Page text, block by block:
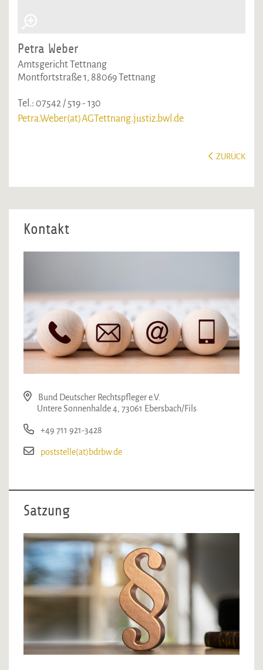
Petra Weber
Amtsgericht Tettnang
Montfortstraße 1, 88069 Tettnang
Tel.: 07542 / 519 - 130
Petra.Weber(at)AGTettnang.justiz.bwl.de
ZURÜCK
Kontakt
Bund Deutscher Rechtspfleger e.V.
Untere Sonnenhalde 4, 73061 Ebersbach/Fils
+49 711 921-3428
poststelle(at)bdrbw.de
Satzung